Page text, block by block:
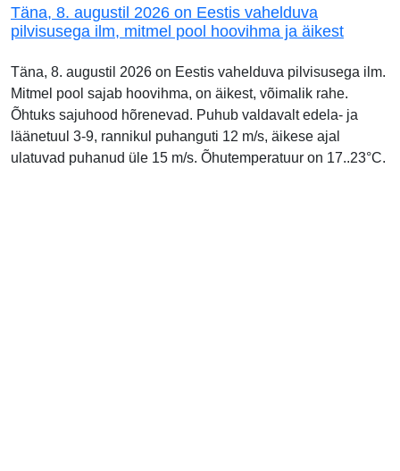
Täna, 8. augustil 2026 on Eestis vahelduva
pilvisusega ilm, mitmel pool hoovihma ja äikest
Täna, 8. augustil 2026 on Eestis vahelduva pilvisusega ilm.
Mitmel pool sajab hoovihma, on äikest, võimalik rahe.
Õhtuks sajuhood hõrenevad. Puhub valdavalt edela- ja
läänetuul 3-9, rannikul puhanguti 12 m/s, äikese ajal
ulatuvad puhanud üle 15 m/s. Õhutemperatuur on 17..23°C.